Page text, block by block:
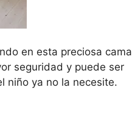
en esta preciosa cama
seguridad y puede ser
niño ya no la necesite.